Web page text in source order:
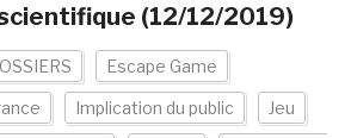
(12/12/2019)
Escape Game
Implication du public Jeu